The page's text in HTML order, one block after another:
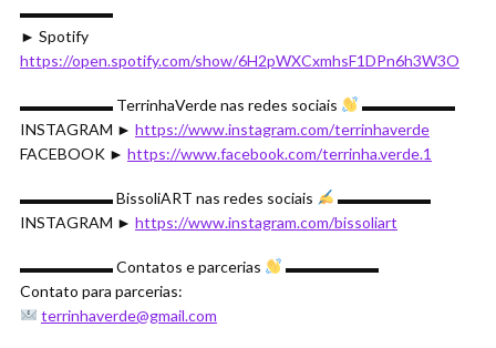
▬▬▬▬▬▬
► Spotify
https://open.spotify.com/show/6H2pWXCxmhsF1DPn6h3W3O
▬▬▬▬▬▬ TerrinhaVerde nas redes sociais
▬▬▬▬▬▬
INSTAGRAM ► https://www.instagram.com/terrinhaverde
FACEBOOK ► https://www.facebook.com/terrinha.verde.1
▬▬▬▬▬▬ BissoliART nas redes sociais
▬▬▬▬▬▬
INSTAGRAM ► https://www.instagram.com/bissoliart
▬▬▬▬▬▬ Contatos e parcerias
▬▬▬▬▬▬
Contato para parcerias:
terrinhaverde@gmail.com